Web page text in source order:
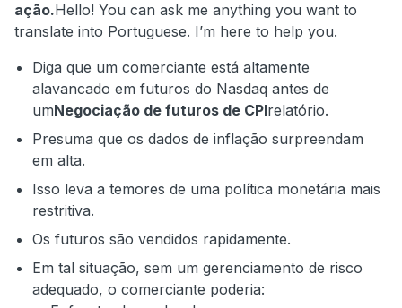
ação.Hello! You can ask me anything you want to
translate into Portuguese. I’m here to help you.
Diga que um comerciante está altamente
alavancado em futuros do Nasdaq antes de
umNegociação de futuros de CPIrelatório.
Presuma que os dados de inflação surpreendam
em alta.
Isso leva a temores de uma política monetária mais
restritiva.
Os futuros são vendidos rapidamente.
Em tal situação, sem um gerenciamento de risco
adequado, o comerciante poderia: